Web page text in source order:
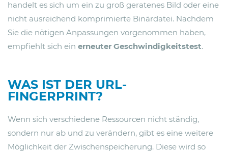
handelt es sich um ein zu groß geratenes Bild oder eine
nicht ausreichend komprimierte Binärdatei. Nachdem
Sie die nötigen Anpassungen vorgenommen haben,
empfiehlt sich ein erneuter Geschwindigkeitstest.
WAS IST DER URL-
FINGERPRINT?
Wenn sich verschiedene Ressourcen nicht ständig,
sondern nur ab und zu verändern, gibt es eine weitere
Möglichkeit der Zwischenspeicherung. Diese wird so